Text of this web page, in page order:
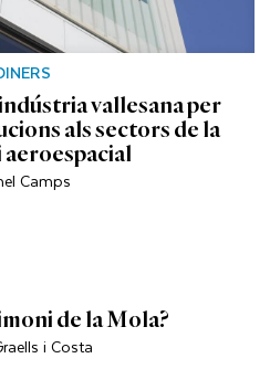
vallesana per
als sectors de la
aeroespacial
Camps
de la Mola?
i Costa